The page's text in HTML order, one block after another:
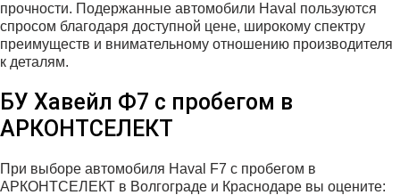
прочности. Подержанные автомобили Haval пользуются
спросом благодаря доступной цене, широкому спектру
преимуществ и внимательному отношению производителя
к деталям.
БУ Хавейл Ф7 с пробегом в
АРКОНТСЕЛЕКТ
При выборе автомобиля Haval F7 с пробегом в
АРКОНТСЕЛЕКТ в Волгограде и Краснодаре вы оцените: